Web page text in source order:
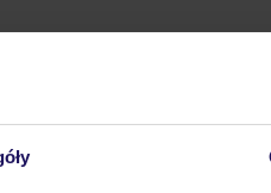
aplikację TUI